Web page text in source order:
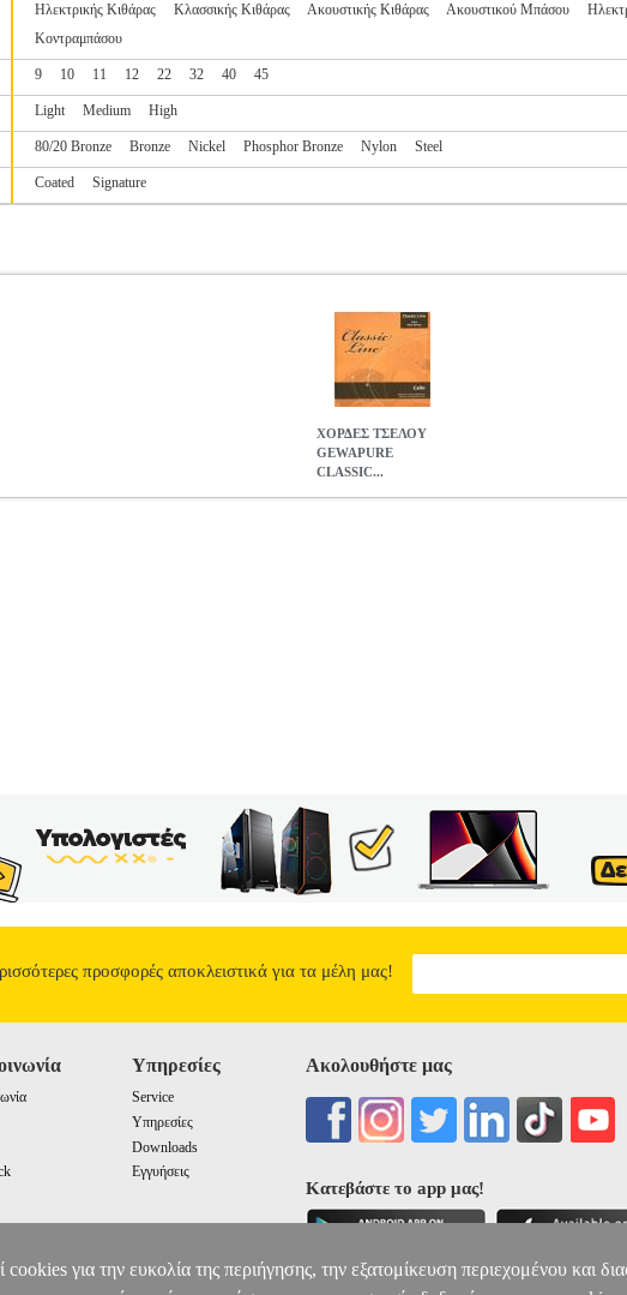
Ηλεκτρικής Κιθάρας Κλασσικής Κιθάρας Ακουστικής Κιθάρας Ακουστικού Μπάσου
Κοντραμπάσου
9 10 11 12 22 32 40 45
Light Medium High
80/20 Bronze Bronze Nickel Phosphor Bronze Nylon Steel
Coated Signature
ΧΟΡΔΕΣ ΤΣΕΛΟΥ
GEWAPURE
CLASSIC...
προσφορές αποκλειστικά για τα μέλη μας!
Υπηρεσίες
Service
Υπηρεσίες
Downloads
Εγγυήσεις
Ακολουθήστε μας
Κατεβάστε το app μας!
cookies για την ευκολία της περιήγησης, την εξατομίκευση περιεχομένου και